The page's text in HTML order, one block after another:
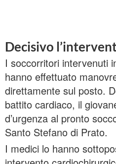
Decisivo
I soccorritori intervenuti
hanno effettuato
direttamente sul posto.
battito cardiaco, il
d’urgenza al pronto
Santo Stefano di Prato.
I medici lo hanno